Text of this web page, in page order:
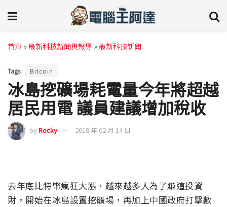
首頁 »最新科技新聞與報導 »最新科技新聞
Tags: Bitcoin
冰島挖礦場耗電量今年將超越
居民用電 議員建議增加稅收
byRocky 2018 年 02 月 14 日
去年底比特幣瘋狂大漲，越來越多人為了賺這投資
財，開始在冰島設置挖礦場，再加上中國政府打擊數